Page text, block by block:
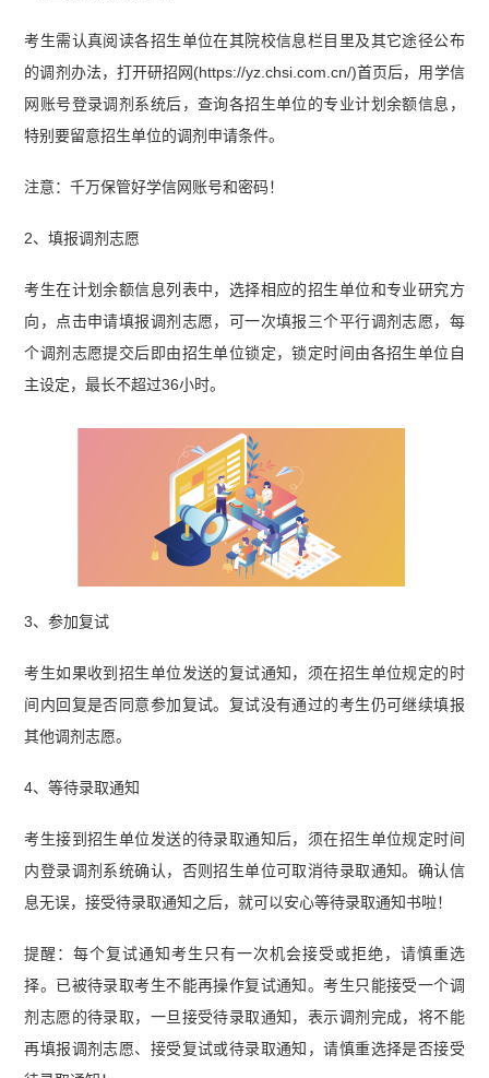
考生需认真阅读各招生单位在其院校信息栏目里及其它途径公布
的调剂办法，打开研招网(https://yz.chsi.com.cn/)首页后，用学信
网账号登录调剂系统后，查询各招生单位的专业计划余额信息，
特别要留意招生单位的调剂申请条件。
注意：千万保管好学信网账号和密码！
2、填报调剂志愿
考生在计划余额信息列表中，选择相应的招生单位和专业研究方
向，点击申请填报调剂志愿，可一次填报三个平行调剂志愿，每
个调剂志愿提交后即由招生单位锁定，锁定时间由各招生单位自
主设定，最长不超过36小时。
3、参加复试
考生如果收到招生单位发送的复试通知，须在招生单位规定的时
间内回复是否同意参加复试。复试没有通过的考生仍可继续填报
其他调剂志愿。
4、等待录取通知
考生接到招生单位发送的待录取通知后，须在招生单位规定时间
内登录调剂系统确认，否则招生单位可取消待录取通知。确认信
息无误，接受待录取通知之后，就可以安心等待录取通知书啦！
提醒：每个复试通知考生只有一次机会接受或拒绝，请慎重选
择。已被待录取考生不能再操作复试通知。考生只能接受一个调
剂志愿的待录取，一旦接受待录取通知，表示调剂完成，将不能
再填报调剂志愿、接受复试或待录取通知，请慎重选择是否接受